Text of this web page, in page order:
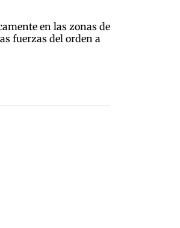
en las zonas de
fuerzas del orden a